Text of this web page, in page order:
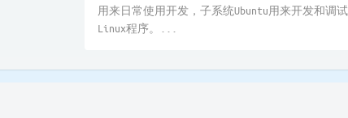
用来日常使用开发，子系统Ubuntu用来开发和调试
Linux程序。...